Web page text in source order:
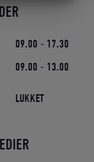
09.00 - 17.30
09.00 - 13.00
LUKKET